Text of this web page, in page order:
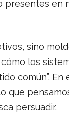
presentes en
sino
los
común”.
que
persuadir.